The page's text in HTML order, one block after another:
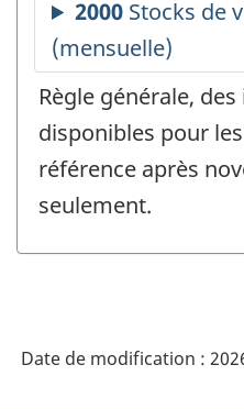
Règle générale,
disponibles pour
référence après
seulement.
Date de modification :